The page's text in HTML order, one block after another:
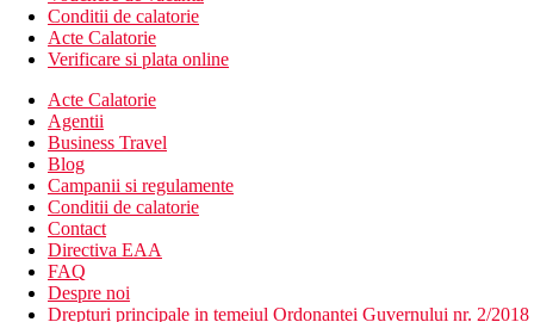
Conditii de calatorie
Acte Calatorie
Verificare si plata online
Acte Calatorie
Agentii
Business Travel
Blog
Campanii si regulamente
Conditii de calatorie
Contact
Directiva EAA
FAQ
Despre noi
Drepturi principale in temeiul Ordonantei Guvernului nr. 2/2018